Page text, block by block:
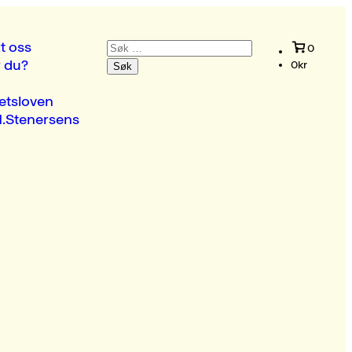
oss
du?
Søk
etter:
0
0kr